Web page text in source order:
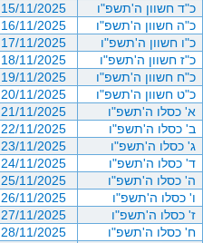
כ"ד חשוון ה'תשפ"ו
15/11/2025
כ"ה חשוון ה'תשפ"ו
16/11/2025
כ"ו חשוון ה'תשפ"ו
17/11/2025
כ"ז חשוון ה'תשפ"ו
18/11/2025
כ"ח חשוון ה'תשפ"ו
19/11/2025
כ"ט חשוון ה'תשפ"ו
20/11/2025
א' כסלו ה'תשפ"ו
21/11/2025
ב' כסלו ה'תשפ"ו
22/11/2025
ג' כסלו ה'תשפ"ו
23/11/2025
ד' כסלו ה'תשפ"ו
24/11/2025
ה' כסלו ה'תשפ"ו
25/11/2025
ו' כסלו ה'תשפ"ו
26/11/2025
ז' כסלו ה'תשפ"ו
27/11/2025
ח' כסלו ה'תשפ"ו
28/11/2025